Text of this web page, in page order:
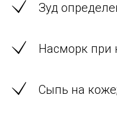
Зуд
Насморк при
Сыпь на коже;